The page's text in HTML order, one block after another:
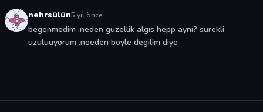
nehrsülün5 yıl önce
begenmedim .neden guzellik algıs hepp aynı? surekli
uzuluuyorum .needen boyle degilim diye